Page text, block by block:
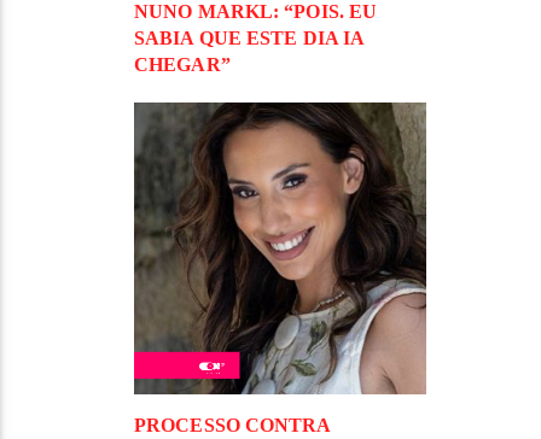
NUNO MARKL: “POIS. EU
SABIA QUE ESTE DIA IA
CHEGAR”
PROCESSO CONTRA